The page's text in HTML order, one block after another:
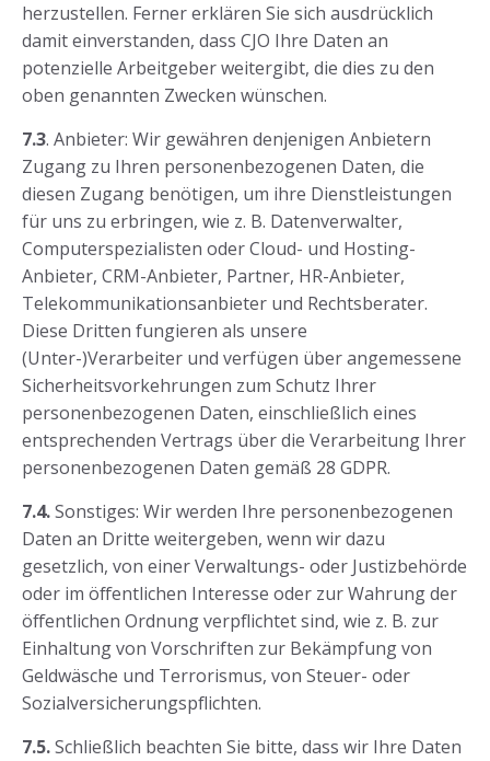
herzustellen. Ferner erklären Sie sich ausdrücklich
damit einverstanden, dass CJO Ihre Daten an
potenzielle Arbeitgeber weitergibt, die dies zu den
oben genannten Zwecken wünschen.
7.3. Anbieter: Wir gewähren denjenigen Anbietern
Zugang zu Ihren personenbezogenen Daten, die
diesen Zugang benötigen, um ihre Dienstleistungen
für uns zu erbringen, wie z. B. Datenverwalter,
Computerspezialisten oder Cloud- und Hosting-
Anbieter, CRM-Anbieter, Partner, HR-Anbieter,
Telekommunikationsanbieter und Rechtsberater.
Diese Dritten fungieren als unsere
(Unter-)Verarbeiter und verfügen über angemessene
Sicherheitsvorkehrungen zum Schutz Ihrer
personenbezogenen Daten, einschließlich eines
entsprechenden Vertrags über die Verarbeitung Ihrer
personenbezogenen Daten gemäß 28 GDPR.
7.4.Sonstiges: Wir werden Ihre personenbezogenen
Daten an Dritte weitergeben, wenn wir dazu
gesetzlich, von einer Verwaltungs- oder Justizbehörde
oder im öffentlichen Interesse oder zur Wahrung der
öffentlichen Ordnung verpflichtet sind, wie z. B. zur
Einhaltung von Vorschriften zur Bekämpfung von
Geldwäsche und Terrorismus, von Steuer- oder
Sozialversicherungspflichten.
7.5.Schließlich beachten Sie bitte, dass wir Ihre Daten